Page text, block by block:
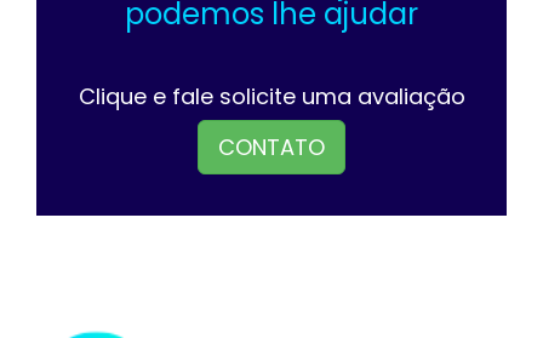
podemos lhe ajudar
Clique e fale solicite uma avaliação
CONTATO